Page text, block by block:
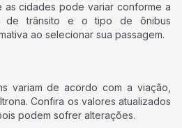
as cidades pode variar conforme a
de trânsito e o tipo de ônibus
ao selecionar sua passagem.
variam de acordo com a viação,
Confira os valores atualizados
podem sofrer alterações.